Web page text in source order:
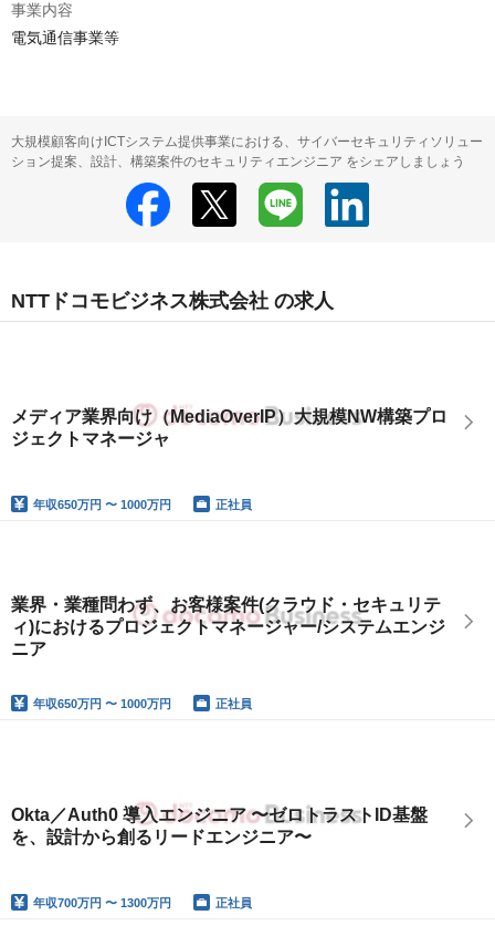
事業内容
電気通信事業等
大規模顧客向けICTシステム提供事業における、サイバーセキュリティソリュー
ション提案、設計、構築案件のセキュリティエンジニア をシェアしましょう
NTTドコモビジネス株式会社 の求人
メディア業界向け（MediaOverIP）大規模NW構築プロ
ジェクトマネージャ
年収650万円 〜 1000万円 正社員
業界・業種問わず、お客様案件(クラウド・セキュリテ
ィ)におけるプロジェクトマネージャー/システムエンジ
ニア
年収650万円 〜 1000万円 正社員
Okta／Auth0 導入エンジニア 〜ゼロトラストID基盤
を、設計から創るリードエンジニア〜
年収700万円 〜 1300万円 正社員